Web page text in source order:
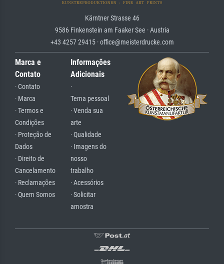
Kärntner Strasse 46
9586 Finkenstein am Faaker See · Austria
+43 4257 29415 · office@meisterdrucke.com
Marca e
Contato
· Contato
· Marca
· Termos e
Condições
· Proteção de
Dados
· Direito de
Cancelamento
· Reclamações
· Quem Somos
Informações
Adicionais
·
Tema pessoal
· Venda sua
arte
· Qualidade
· Imagens do
nosso
trabalho
· Acessórios
· Solicitar
amostra